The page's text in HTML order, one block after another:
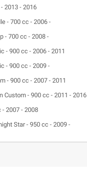
2013 - 2016
- 700 cc - 2006 -
- 700 cc - 2008 -
- 900 cc - 2006 - 2011
- 900 cc - 2009 -
- 900 cc - 2007 - 2011
Custom - 900 cc - 2011 - 2016
- 2007 - 2008
Star - 950 cc - 2009 -